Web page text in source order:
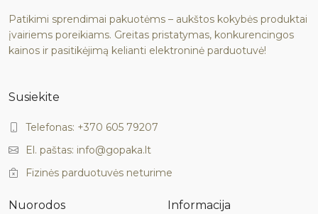
Patikimi sprendimai pakuotėms – aukštos kokybės produktai
įvairiems poreikiams. Greitas pristatymas, konkurencingos
kainos ir pasitikėjimą kelianti elektroninė parduotuvė!
Susiekite
Telefonas: +370 605 79207
El. paštas: info@gopaka.lt
Fizinės parduotuvės neturime
Nuorodos Informacija